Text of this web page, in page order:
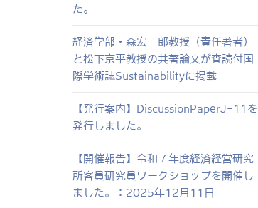
た。
経済学部・森宏一郎教授（責任著者）
と松下京平教授の共著論文が査読付国
際学術誌Sustainabilityに掲載
【発行案内】DiscussionPaperJ-11を
発行しました。
【開催報告】令和７年度経済経営研究
所客員研究員ワークショップを開催し
ました。：2025年12月11日